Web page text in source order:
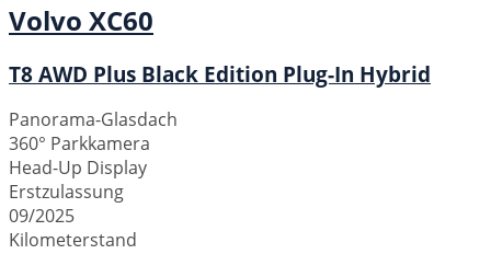
Volvo XC60
T8 AWD Plus Black Edition Plug-In Hybrid
Panorama-Glasdach
360° Parkkamera
Head-Up Display
Erstzulassung
09/2025
Kilometerstand